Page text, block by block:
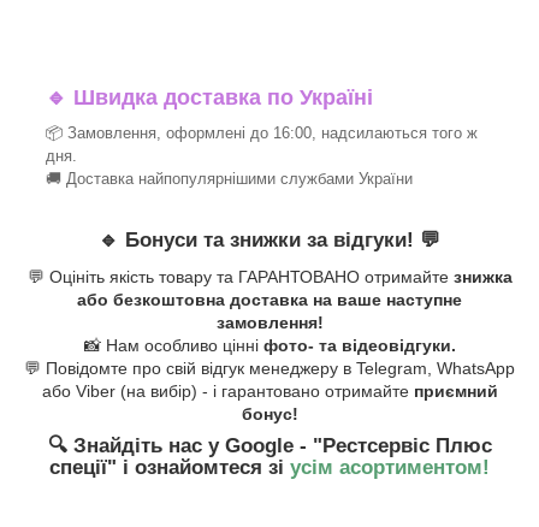
🔹 Швидка доставка по Україні
📦 Замовлення, оформлені до 16:00, надсилаються того ж
дня.
🚚 Доставка найпопулярнішими службами України
🔹 Бонуси та знижки за відгуки! 💬
💬 Оцініть якість товару та ГАРАНТОВАНО отримайте знижка
або безкоштовна доставка на ваше наступне
замовлення!
📸 Нам особливо цінні фото- та відеовідгуки.
💬 Повідомте про свій відгук менеджеру в Telegram, WhatsApp
або Viber (на вибір) - і гарантовано отримайте приємний
бонус!
🔍 Знайдіть нас у Google - "Рестсервіс Плюс
спеції" і ознайомтеся зі усім асортиментом!